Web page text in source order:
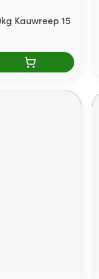
Kauwreep 15